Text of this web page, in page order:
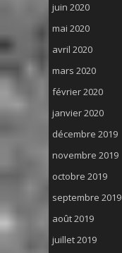
juin 2020
mai 2020
avril 2020
mars 2020
février 2020
janvier 2020
décembre 2019
novembre 2019
octobre 2019
septembre 2019
août 2019
juillet 2019